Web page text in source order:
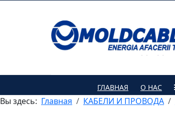
ГЛАВНАЯ О НАС
Вы здесь: Главная КАБЕЛИ И ПРОВОДА